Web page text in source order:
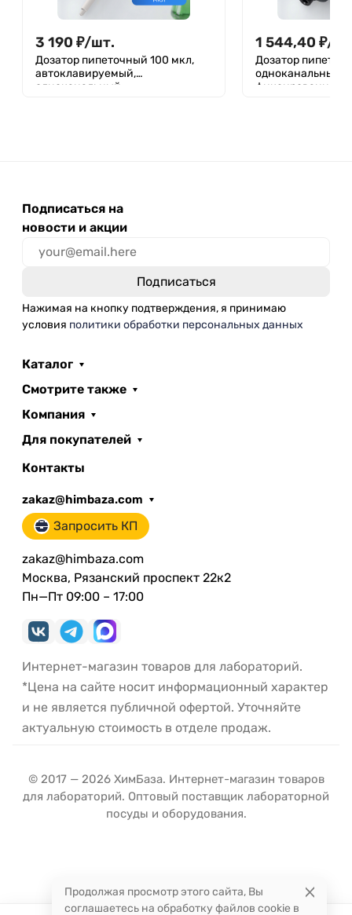
3 190 ₽/шт.
Дозатор пипеточный 100 мкл,
автоклавируемый,
одноканальный,
1 544,40 ₽/
Дозатор
одноканальный,
фиксированный
Подписаться на
новости и акции
Нажимая на кнопку подтверждения, я принимаю
условия политики обработки персональных данных
Каталог
Смотрите также
Компания
Для покупателей
Контакты
zakaz@himbaza.com
Запросить КП
zakaz@himbaza.com
Москва, Рязанский проспект 22к2
Пн—Пт 09:00 – 17:00
Интернет-магазин товаров для лабораторий.
*Цена на сайте носит информационный характер
и не является публичной офертой. Уточняйте
актуальную стоимость в отделе продаж.
© 2017 — 2026 ХимБаза. Интернет-магазин товаров
для лабораторий. Оптовый поставщик лабораторной
посуды и оборудования.
Продолжая просмотр этого сайта, Вы
соглашаетесь на обработку файлов cookie в